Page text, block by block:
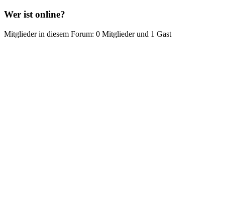
Wer ist online?
Mitglieder in diesem Forum: 0 Mitglieder und 1 Gast